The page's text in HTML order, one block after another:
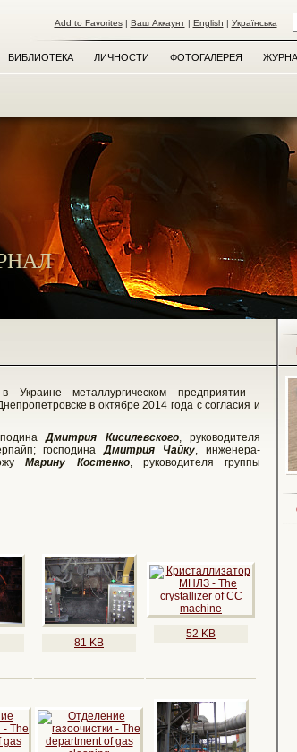
Add to Favorites | Ваш Аккаунт | English | Українська
БИБЛИОТЕКА ЛИЧНОСТИ ФОТОГАЛЕРЕЯ
металлургическом предприятии -
в октябре 2014 года с согласия и
Дмитрия Кисилевского, руководителя
господина
Дмитрия Чайку, инженера-
Марину Костенко, руководителя группы
81 KB
52 KB